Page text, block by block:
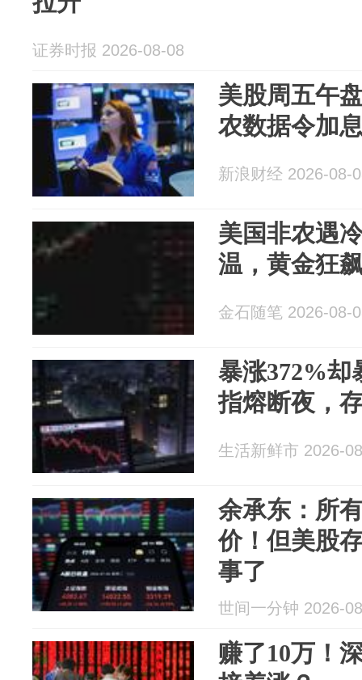
证券时报 2026-08-08
美股周五午
农数据令加
新浪财经 2026-08-
美国非农遇
温，黄金狂
金石随笔 2026-08-
暴涨372%却
指熔断夜，
生活新鲜市 2026-
余承东：所
价！但美股
事了
世间一分钟 2026-
赚了10万！